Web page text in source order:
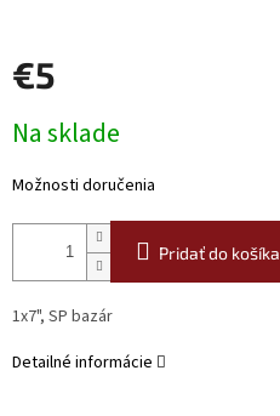
€5
cena:
Na sklade
Možnosti doručenia
Pridať do košíka
1x7", SP bazár
Detailné informácie